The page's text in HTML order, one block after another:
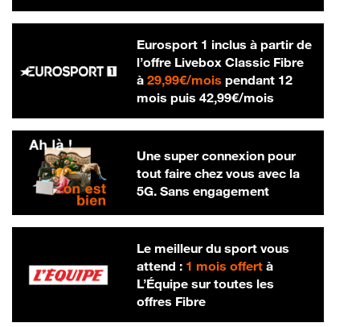
Eurosport 1 inclus à partir de
l’offre Livebox Classic Fibre
à 29,99€/mois29,99 € par mois
pendant 12
mois puis 42,99€/mois42,99 € par
Une super connexion pour
tout faire chez vous avec la
5G. Sans engagement
Le meilleur du sport vous
attend : 1 mois offertà
L’Équipe sur toutes les
offres Fibre